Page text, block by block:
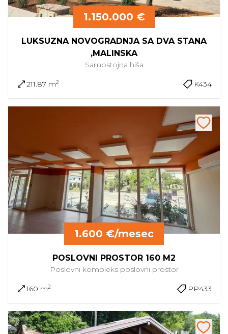
1.150.000 €
LUKSUZNA NOVOGRADNJA SA DVA STANA
,MALINSKA
Samostojna hiša
211.87 m2 K434
1.600 €/mesec
POSLOVNI PROSTOR 160 M2
Poslovni kompleks poslovni prostor
160 m2 PP433